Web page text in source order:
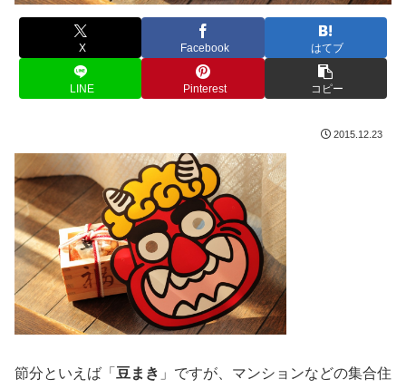
X Facebook はてブ
LINE Pinterest コピー
2015.12.23
節分といえば「 豆まき 」ですが、マンションなどの集合住